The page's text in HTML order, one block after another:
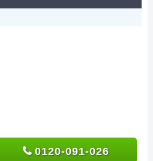
0120-091-026